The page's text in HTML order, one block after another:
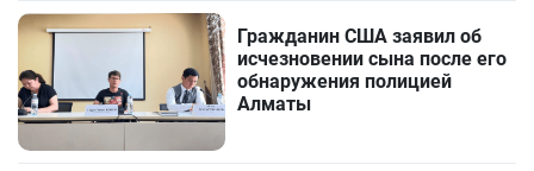
Гражданин США заявил об
исчезновении сына после его
обнаружения полицией
Алматы